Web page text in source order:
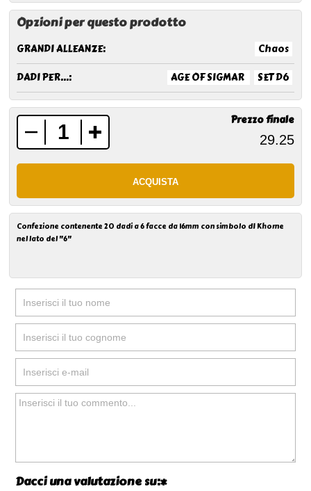
Opzioni per questo prodotto
GRANDI ALLEANZE:
Chaos
DADI PER...:
AGE OF SIGMAR SET D6
Prezzo finale
Confezione contenente 20 dadi a 6 facce da 16mm con simbolo dI Khorne
nel lato del "6"
Dacci una valutazione su:*